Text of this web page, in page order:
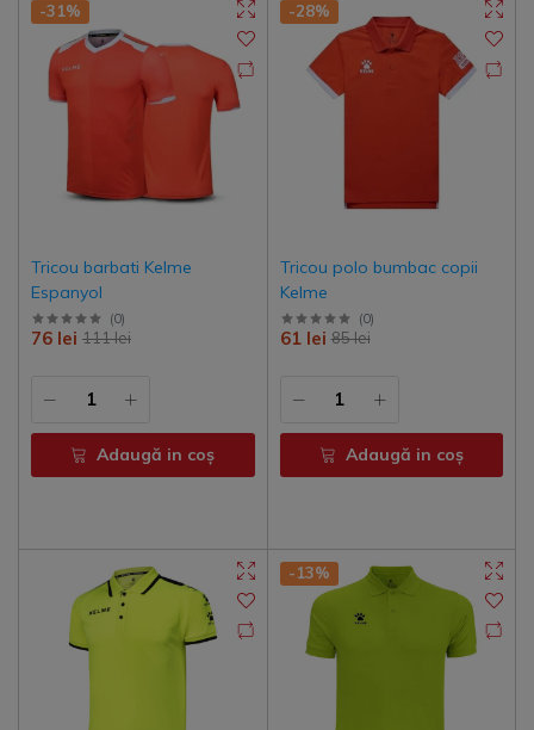
-31%
Tricou barbati Kelme
Espanyol
(0)
111 lei
76 lei
Adaugă in coş
-28%
Tricou polo bumbac copii
Kelme
(0)
85 lei
61 lei
Adaugă in coş
-13%